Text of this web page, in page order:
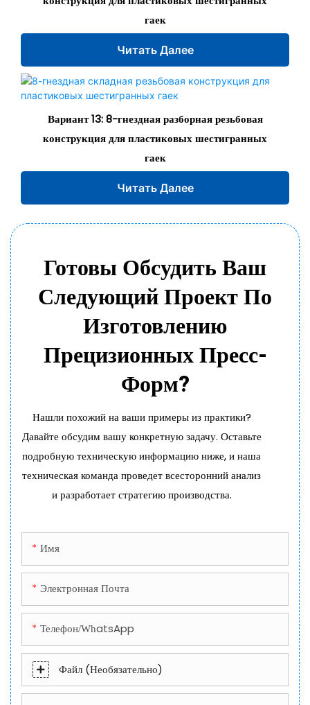
гаек
Читать Далее
Вариант 13: 8-гнездная разборная резьбовая
конструкция для пластиковых шестигранных
гаек
Читать Далее
Готовы Обсудить Ваш
Следующий Проект По
Изготовлению
Прецизионных Пресс-
Форм?
Нашли похожий на ваши примеры из практики?
Давайте обсудим вашу конкретную задачу. Оставьте
подробную техническую информацию ниже, и наша
техническая команда проведет всесторонний анализ
и разработает стратегию производства.
Имя
Электронная Почта
Телефон/WhatsApp
Файл (необязательно)